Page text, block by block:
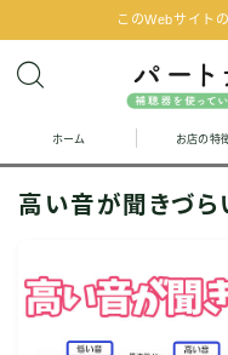
このWebサイト
MENU
お問い合わせ
お店へのアクセス
ホーム お店の特
高い音が聞きづ